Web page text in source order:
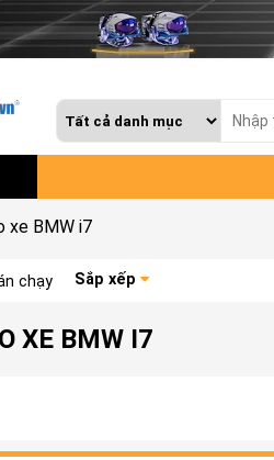
xe BMW i7
chạy Sắp xếp
XE BMW I7